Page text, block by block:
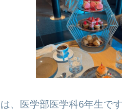
、医学部医学科6年生です